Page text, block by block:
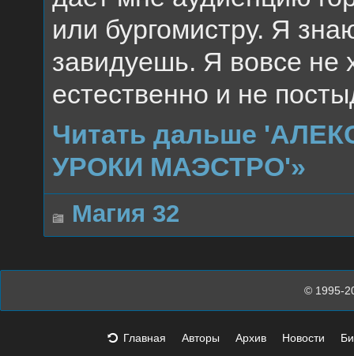
или бургомистру. Я
завидуешь. Я вовсе не
естественно и не
Читать дальше
УРОКИ МАЭСТРО'»
Магия 32
© 1995-
Главная Авторы Архив Новости